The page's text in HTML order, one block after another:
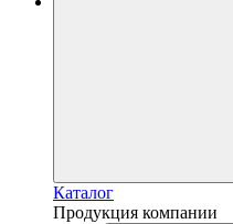
Каталог
Продукция компании